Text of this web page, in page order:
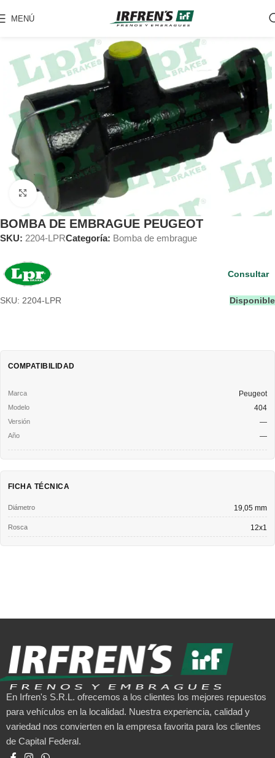
MENÚ
Clic para ampliar
BOMBA DE EMBRAGUE PEUGEOT
SKU: 2204-LPRCategoría: Bomba de embrague
SKU: 2204-LPR Disponible
Consultar
COMPATIBILIDAD
Peugeot
404
—
—
FICHA TÉCNICA
Diámetro 19,05 mm
Rosca 12x1
En Irfren's S.R.L. ofrecemos a los clientes los mejores repuestos
para vehículos en la localidad. Nuestra experiencia, calidad y
variedad nos convierten en la empresa favorita para los clientes
de Capital Federal.